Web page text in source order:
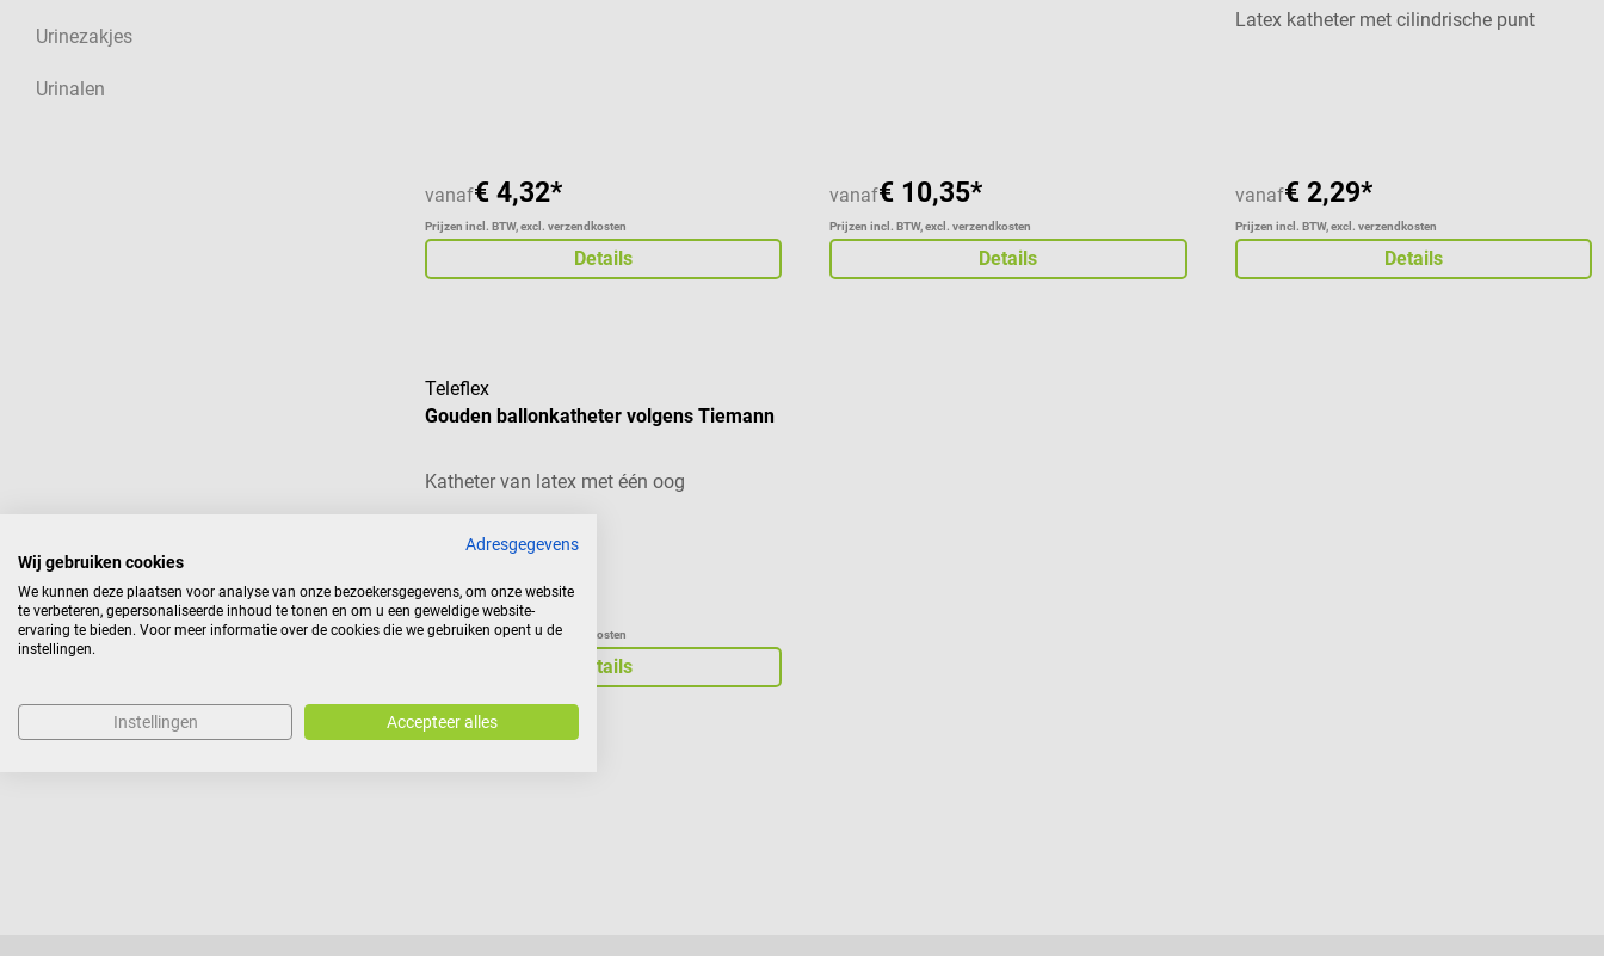
Urinezakjes
Urinalen
vanaf€ 4,32*
Prijzen incl. BTW, excl. verzendkosten
Details
vanaf€ 10,35*
Prijzen incl. BTW, excl. verzendkosten
Details
Latex katheter met cilindrische punt
vanaf€ 2,29*
Prijzen incl. BTW, excl. verzendkosten
Details
Teleflex
Gouden ballonkatheter volgens Tiemann
Katheter van latex met één oog
vanaf€ 5,99*
Prijzen incl. BTW, excl. verzendkosten
Details
Adresgegevens
Wij gebruiken cookies
We kunnen deze plaatsen voor analyse van onze bezoekersgegevens, om onze website
te verbeteren, gepersonaliseerde inhoud te tonen en om u een geweldige website-
ervaring te bieden. Voor meer informatie over de cookies die we gebruiken opent u de
instellingen.
Instellingen Accepteer alles